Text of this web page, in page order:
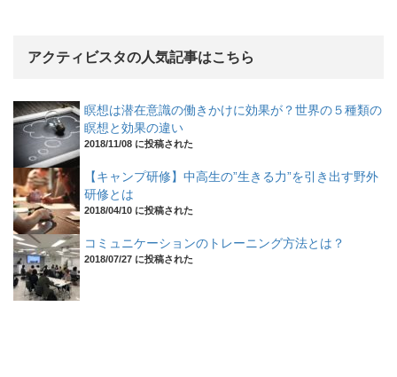
アクティビスタの人気記事はこちら
瞑想は潜在意識の働きかけに効果が？世界の５種類の
瞑想と効果の違い
2018/11/08 に投稿された
【キャンプ研修】中高生の”生きる力”を引き出す野外
研修とは
2018/04/10 に投稿された
コミュニケーションのトレーニング方法とは？
2018/07/27 に投稿された